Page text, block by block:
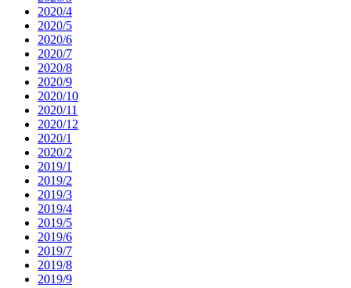
2020/4
2020/5
2020/6
2020/7
2020/8
2020/9
2020/10
2020/11
2020/12
2020/1
2020/2
2019/1
2019/2
2019/3
2019/4
2019/5
2019/6
2019/7
2019/8
2019/9